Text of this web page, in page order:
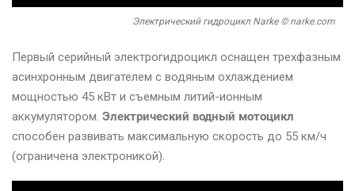
Электрический гидроцикл Narke © narke.com
Первый серийный электрогидроцикл оснащен трехфазным
асинхронным двигателем с водяным охлаждением
мощностью 45 кВт и съемным литий-ионным
аккумулятором. Электрический водный мотоцикл
способен развивать максимальную скорость до 55 км/ч
(ограничена электроникой).